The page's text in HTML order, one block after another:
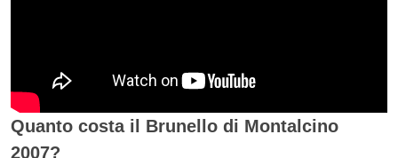
Quanto costa il Brunello di Montalcino
2007?